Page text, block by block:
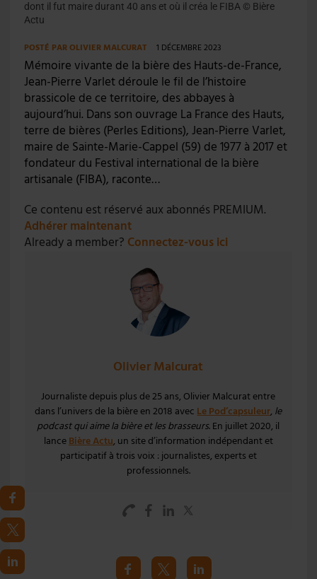
dont il fut maire durant 40 ans et où il créa le FIBA © Bière
Actu
POSTÉ PAROLIVIER MALCURAT 1 DÉCEMBRE 2023
Mémoire vivante de la bière des Hauts-de-France,
Jean-Pierre Varlet déroule le fil de l’histoire
brassicole de ce territoire, des abbayes à
aujourd’hui. Dans son ouvrage La France des Hauts,
terre de bières (Perles Editions), Jean-Pierre Varlet,
maire de Sainte-Marie-Cappel (59) de 1977 à 2017 et
fondateur du Festival international de la bière
artisanale (FIBA), raconte…
Ce contenu est réservé aux abonnés PREMIUM.
Adhérer maintenant
Already a member? Connectez-vous ici
Olivier Malcurat
Journaliste depuis plus de 25 ans, Olivier Malcurat entre
dans l’univers de la bière en 2018 avecLe Pod’capsuleur, le
podcast qui aime la bière et les brasseurs. En juillet 2020, il
lanceBière Actu, un site d’information indépendant et
participatif à trois voix : journalistes, experts et
professionnels.